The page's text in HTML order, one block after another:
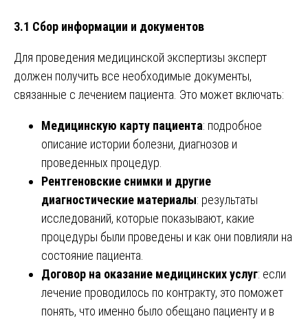
3.1 Сбор информации и документов
Для проведения медицинской экспертизы эксперт
должен получить все необходимые документы,
связанные с лечением пациента. Это может включать:
Медицинскую карту пациента: подробное
описание истории болезни, диагнозов и
проведенных процедур.
Рентгеновские снимки и другие
диагностические материалы: результаты
исследований, которые показывают, какие
процедуры были проведены и как они повлияли на
состояние пациента.
Договор на оказание медицинских услуг: если
лечение проводилось по контракту, это поможет
понять, что именно было обещано пациенту и в